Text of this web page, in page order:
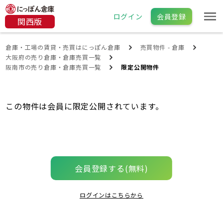
関西版 ログイン 会員登録
倉庫・工場の賃貸・売買はにっぽん倉庫
売買物件 - 倉庫
大阪府の売り倉庫・倉庫売買一覧
阪南市の売り倉庫・倉庫売買一覧
限定公開物件
この物件は会員に限定公開されています。
会員登録する(無料)
ログインはこちらから